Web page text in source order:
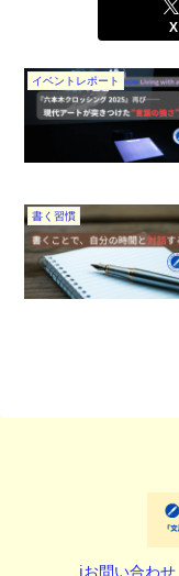
X
イベントレポート
書く習慣
ℹ️お問い合わせ